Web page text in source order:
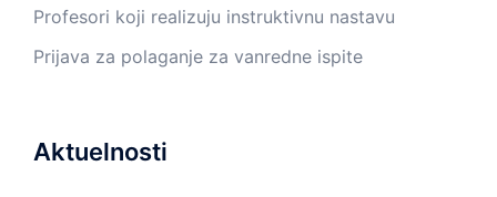
Profesori koji realizuju instruktivnu nastavu
Prijava za polaganje za vanredne ispite
Aktuelnosti